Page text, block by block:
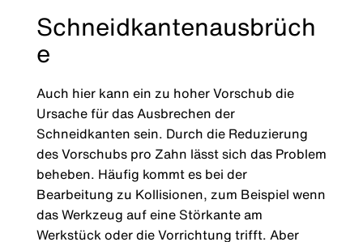
Schneidkantenausbrüch
e
Auch hier kann ein zu hoher Vorschub die
Ursache für das Ausbrechen der
Schneidkanten sein. Durch die Reduzierung
des Vorschubs pro Zahn lässt sich das Problem
beheben. Häufig kommt es bei der
Bearbeitung zu Kollisionen, zum Beispiel wenn
das Werkzeug auf eine Störkante am
Werkstück oder die Vorrichtung trifft. Aber